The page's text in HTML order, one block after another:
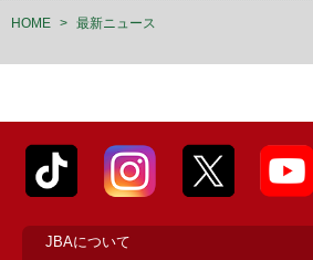
HOME > 最新ニュース
JBAについて